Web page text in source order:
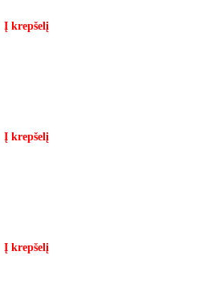
Į krepšelį
Į krepšelį
Į krepšelį